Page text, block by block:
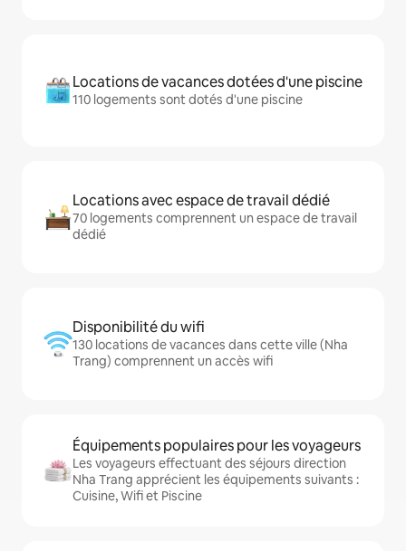
Locations de vacances dotées d'une piscine
110 logements sont dotés d'une piscine
Locations avec espace de travail dédié
70 logements comprennent un espace de travail
dédié
Disponibilité du wifi
130 locations de vacances dans cette ville (Nha
Trang) comprennent un accès wifi
Équipements populaires pour les voyageurs
Les voyageurs effectuant des séjours direction
Nha Trang apprécient les équipements suivants :
Cuisine, Wifi et Piscine